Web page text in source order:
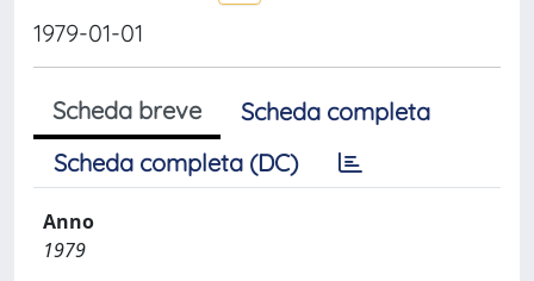
1979-01-01
Scheda breve
Scheda completa
Scheda completa (DC)
Anno
1979